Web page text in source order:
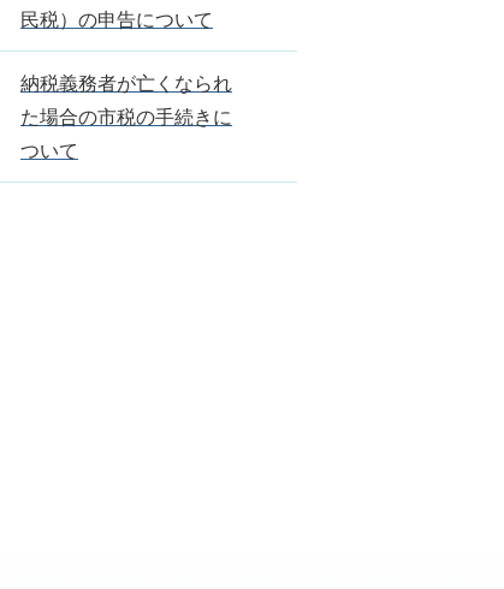
民税）の申告について
納税義務者が亡くなられ
た場合の市税の手続きに
ついて